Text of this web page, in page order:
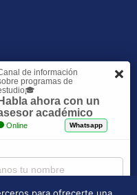
de información
programas de
Habla ahora con un
académico
Online Whatsapp